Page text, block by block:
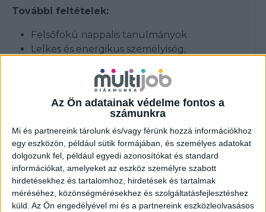
Az Ön adatainak védelme fontos a
számunkra
Mi és partnereink tárolunk és/vagy férünk hozzá információkhoz
egy eszközön, például sütik formájában, és személyes adatokat
dolgozunk fel, például egyedi azonosítókat és standard
információkat, amelyeket az eszköz személyre szabott
hirdetésekhez és tartalomhoz, hirdetések és tartalmak
méréséhez, közönségmérésekhez és szolgáltatásfejlesztéshez
küld. Az Ön engedélyével mi és a partnereink eszközleolvasásos
További feltételek:
Felsőfokú nappalis tanulmányok
Lelkes és energikus személyiség,
Gyors tanulási képesség és jó
problémamegoldó készség
Vendég központúság
Kommunikációs szintű angol nyelvtudás
Rugalmasság: munkavégzés hétköznap és
hétvégén változó műszakokban minimum
heti 20 órában